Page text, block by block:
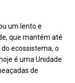
um lento e
que mantém até
ecossistema, o
é uma Unidade
de